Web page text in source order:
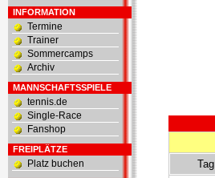
INFORMATION
Termine
Trainer
Sommercamps
Archiv
MANNSCHAFTSSPIELE
tennis.de
Single-Race
Fanshop
FREIPLÄTZE
Platz buchen
Tag